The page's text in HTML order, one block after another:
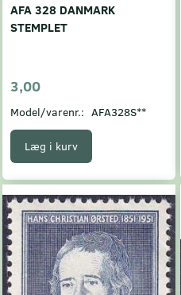
AFA 328 DANMARK
STEMPLET
3,00
Model/varenr.: AFA328S**
Læg i kurv